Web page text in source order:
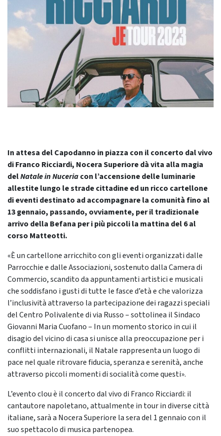
In attesa del Capodanno in piazza con il concerto dal vivo
di Franco Ricciardi, Nocera Superiore dà vita alla magia
delNatale in Nuceriacon l’accensione delle luminarie
allestite lungo le strade cittadine ed un ricco cartellone
di eventi destinato ad accompagnare la comunità fino al
13 gennaio, passando, ovviamente, per il tradizionale
arrivo della Befana per i più piccoli la mattina del 6 al
corso Matteotti.
«È un cartellone arricchito con gli eventi organizzati dalle
Parrocchie e dalle Associazioni, sostenuto dalla Camera di
Commercio, scandito da appuntamenti artistici e musicali
che soddisfano i gusti di tutte le fasce d’età e che valorizza
l’inclusività attraverso la partecipazione dei ragazzi speciali
del Centro Polivalente di via Russo – sottolinea il Sindaco
Giovanni Maria Cuofano – In un momento storico in cui il
disagio del vicino di casa si unisce alla preoccupazione per i
conflitti internazionali, il Natale rappresenta un luogo di
pace nel quale ritrovare fiducia, speranza e serenità, anche
attraverso piccoli momenti di socialità come questi».
L’evento clou è il concerto dal vivo di Franco Ricciardi: il
cantautore napoletano, attualmente in tour in diverse città
italiane, sarà a Nocera Superiore la sera del 1 gennaio con il
suo spettacolo di musica partenopea.